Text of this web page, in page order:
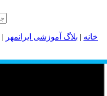
خانه | بلاگ آموزشی ایرانمهر |